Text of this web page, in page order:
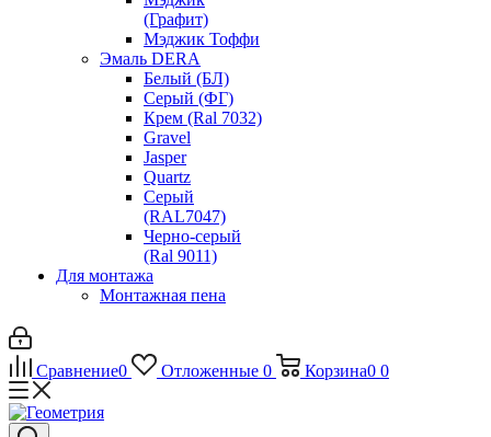
(Графит)
Мэджик Тоффи
Эмаль DERA
Белый (БЛ)
Серый (ФГ)
Крем (Ral 7032)
Gravel
Jasper
Quartz
Серый
(RAL7047)
Черно-серый
(Ral 9011)
Для монтажа
Монтажная пена
Сравнение0 Отложенные 0 Корзина0 0